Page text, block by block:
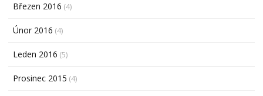
Březen 2016 (4)
Únor 2016 (4)
Leden 2016 (5)
Prosinec 2015 (4)